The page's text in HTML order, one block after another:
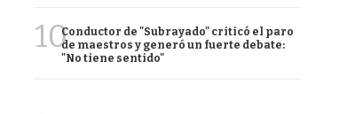
10Conductor de "Subrayado" criticó el paro
de maestros y generó un fuerte debate:
"No tiene sentido"